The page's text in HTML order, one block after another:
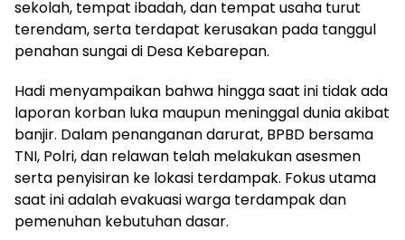
sekolah, tempat ibadah, dan tempat usaha turut
terendam, serta terdapat kerusakan pada tanggul
penahan sungai di Desa Kebarepan.
Hadi menyampaikan bahwa hingga saat ini tidak ada
laporan korban luka maupun meninggal dunia akibat
banjir. Dalam penanganan darurat, BPBD bersama
TNI, Polri, dan relawan telah melakukan asesmen
serta penyisiran ke lokasi terdampak. Fokus utama
saat ini adalah evakuasi warga terdampak dan
pemenuhan kebutuhan dasar.